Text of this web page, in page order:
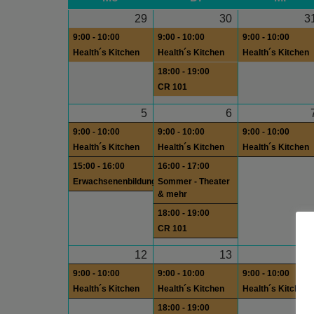
29
9:00 - 10:00
Health´s Kitchen
30
9:00 - 10:00
Health´s Kitchen
18:00 - 19:00
CR 101
9:00 - 10:00
Health´s Kitchen
5
9:00 - 10:00
Health´s Kitchen
15:00 - 16:00
Erwachsenenbildung
6
9:00 - 10:00
Health´s Kitchen
16:00 - 17:00
Sommer - Theater
& mehr
18:00 - 19:00
CR 101
9:00 - 10:00
Health´s Kitchen
12
9:00 - 10:00
Health´s Kitchen
13
9:00 - 10:00
Health´s Kitchen
18:00 - 19:00
9:00 - 10:00
Health´s Kitchen